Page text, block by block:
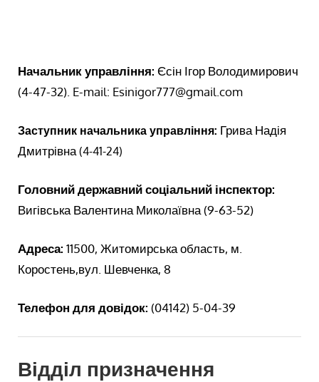
Начальник управління:Єсін Ігор Володимирович
(4-47-32). E-mail: Esinigor777@gmail.com
Заступник начальника управління: Грива Надія
Дмитрівна(4-41-24)
Головний державний соціальний інспектор:
Вигівська Валентина Миколаївна (9-63-52)
Адреса: 11500, Житомирська область, м.
Коростень,вул. Шевченка, 8
Телефон для довідок: (04142) 5-04-39
Відділ призначення